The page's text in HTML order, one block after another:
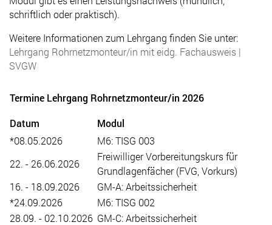
schriftlich oder praktisch).
Weitere Informationen zum Lehrgang finden Sie unter:
Lehrgang Rohrnetzmonteur/in mit eidg. Fachausweis |
SVGW
Termine Lehrgang Rohrnetzmonteur/in 2026
Datum
Modul
*08.05.2026
M6: TISG 003
22. - 26.06.2026
Freiwilliger Vorbereitungskurs für
Grundlagenfächer (FVG, Vorkurs)
16. - 18.09.2026
GM-A: Arbeitssicherheit
*24.09.2026
M6: TISG 002
28.09. - 02.10.2026 GM-C: Arbeitssicherheit